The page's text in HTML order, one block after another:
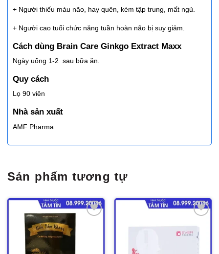
+ Người thiếu máu não, hay quên, kém tập trung, mất ngủ.
+ Người cao tuổi chức năng tuần hoàn não bị suy giảm.
Cách dùng Brain Care Ginkgo Extract Maxx
Ngày uống 1-2 sau bữa ăn.
Quy cách
Lọ 90 viên
Nhà sản xuất
AMF Pharma
Sản phẩm tương tự
vào
yêu
thích